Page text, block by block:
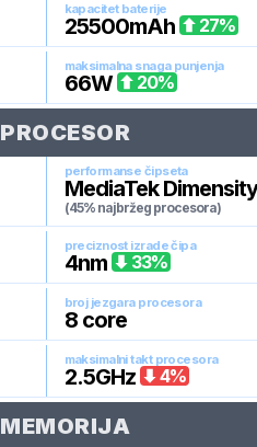
kapacitet baterije
25500mAh 27%
maksimalna snaga punjenja
66W 20%
PROCESOR
performanse čipseta
MediaTek
(45% najbržeg procesora)
preciznost izrade čipa
4nm 33%
broj jezgara procesora
8core
maksimalni takt procesora
2.5GHz 4%
MEMORIJA